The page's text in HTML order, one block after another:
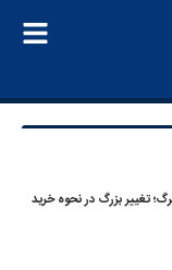
تغییر بزرگ در نحوه خرید